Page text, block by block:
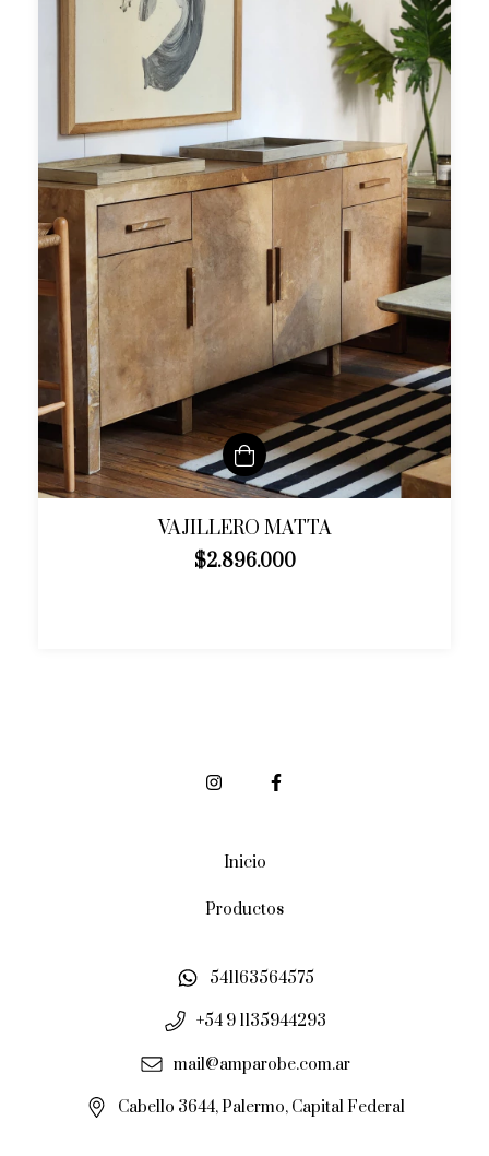
VAJILLERO MATTA
$2.896.000
Inicio
Productos
541163564575
+54 9 1135944293
mail@amparobe.com.ar
Cabello 3644, Palermo, Capital Federal